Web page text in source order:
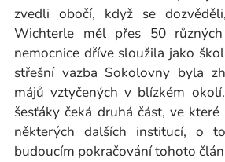
zvedli obočí, když se
Wichterle měl přes 50
nemocnice dříve sloužila jako
střešní vazba Sokolovny byla
májů vztyčených v blízkém
šesťáky čeká druhá část, ve
některých dalších institucí, o
budoucím pokračování tohoto